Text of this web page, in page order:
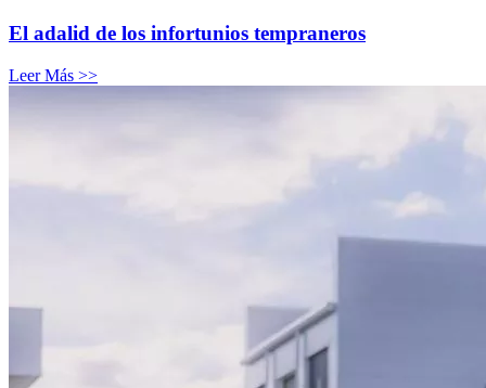
El adalid de los infortunios tempraneros
Leer Más >>